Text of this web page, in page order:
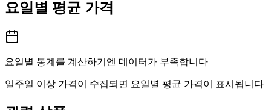
요일별 평균 가격
요일별 통계를 계산하기엔 데이터가 부족합니다
일주일 이상 가격이 수집되면 요일별 평균 가격이 표시됩니다